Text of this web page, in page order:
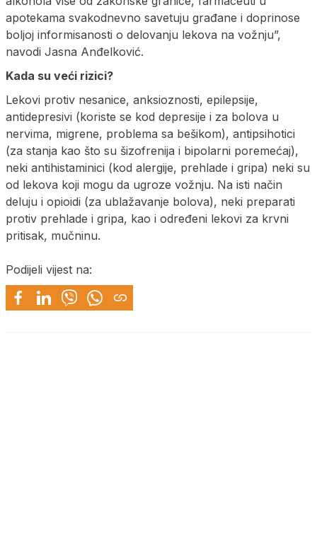
apotekama svakodnevno savetuju građane i doprinose
boljoj informisanosti o delovanju lekova na vožnju”,
navodi Jasna Anđelković.
Kada su veći rizici?
Lekovi protiv nesanice, anksioznosti, epilepsije,
antidepresivi (koriste se kod depresije i za bolova u
nervima, migrene, problema sa bešikom), antipsihotici
(za stanja kao što su šizofrenija i bipolarni poremećaj),
neki antihistaminici (kod alergije, prehlade i gripa) neki su
od lekova koji mogu da ugroze vožnju. Na isti način
deluju i opioidi (za ublažavanje bolova), neki preparati
protiv prehlade i gripa, kao i određeni lekovi za krvni
pritisak, mučninu.
Podijeli vijest na: